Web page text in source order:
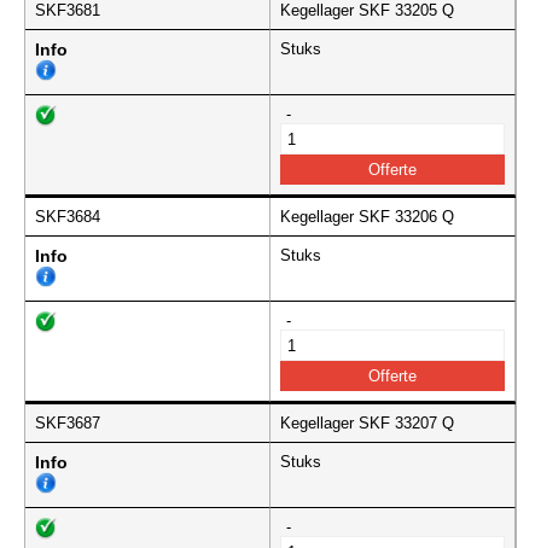
SKF3681 Kegellager SKF 33205 Q
Info Stuks
-
SKF3684 Kegellager SKF 33206 Q
Info Stuks
-
SKF3687 Kegellager SKF 33207 Q
Info Stuks
-